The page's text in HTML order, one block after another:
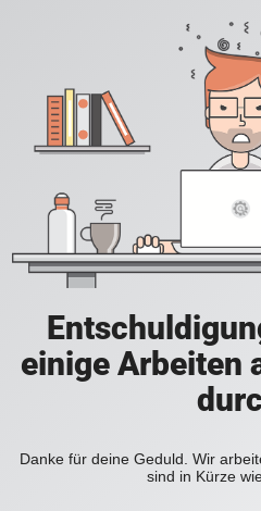
einige Arbeiten
Danke für deine Geduld. Wir
sind in Kürze